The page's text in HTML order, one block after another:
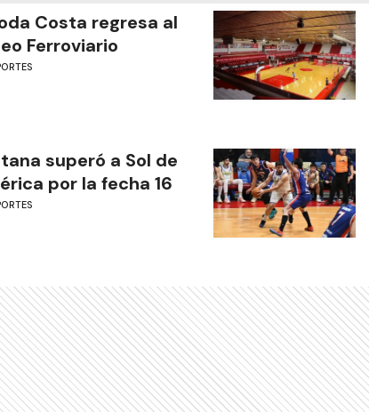
Costa regresa al
Ferroviario
superó a Sol de
por la fecha 16